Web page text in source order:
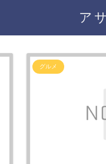
ア
グルメ